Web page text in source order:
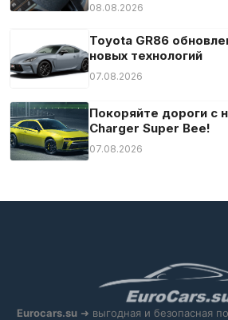
08.08.2026
Toyota GR86
новых технологий
07.08.2026
Покоряйте дороги с
Charger Super Bee!
07.08.2026
Eurocars.su ➜ выгодная и безопасная